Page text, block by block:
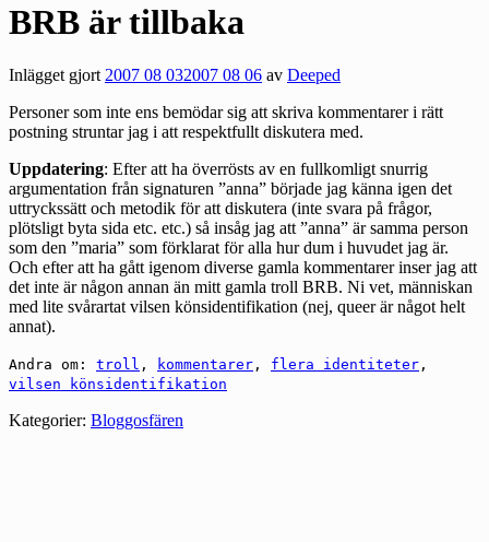
BRB är tillbaka
Inlägget gjort2007 08 032007 08 06 av Deeped
Personer som inte ens bemödar sig att skriva kommentarer i rätt
postning struntar jag i att respektfullt diskutera med.
Uppdatering: Efter att ha överrösts av en fullkomligt snurrig
argumentation från signaturen ”anna” började jag känna igen det
uttryckssätt och metodik för att diskutera (inte svara på frågor,
plötsligt byta sida etc. etc.) så insåg jag att ”anna” är samma person
som den ”maria” som förklarat för alla hur dum i huvudet jag är.
Och efter att ha gått igenom diverse gamla kommentarer inser jag att
det inte är någon annan än mitt gamla troll BRB. Ni vet, människan
med lite svårartat vilsen könsidentifikation (nej, queer är något helt
annat).
Andra om: troll , kommentarer , flera identiteter ,
vilsen könsidentifikation
Kategorier: Bloggosfären